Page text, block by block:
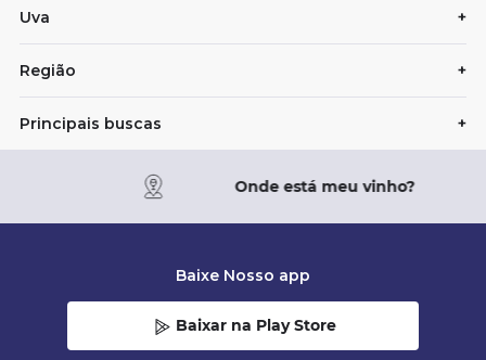
Uva +
Região +
Principais buscas +
Onde está meu vinho?
Baixe Nosso app
Baixar na Play Store